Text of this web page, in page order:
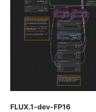
FLUX.1-dev-FP16